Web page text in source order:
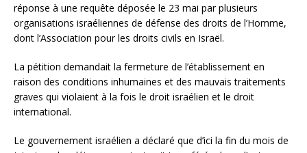
réponse à une requête déposée le 23 mai par plusieurs
organisations israéliennes de défense des droits de l’Homme,
dont l’Association pour les droits civils en Israël.
La pétition demandait la fermeture de l’établissement en
raison des conditions inhumaines et des mauvais traitements
graves qui violaient à la fois le droit israélien et le droit
international.
Le gouvernement israélien a déclaré que d’ici la fin du mois de